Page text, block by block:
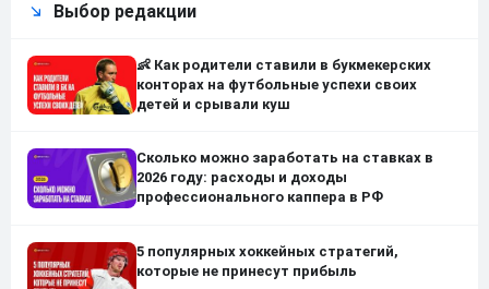
Выбор редакции
👶 Как родители ставили в букмекерских
конторах на футбольные успехи своих
детей и срывали куш
Сколько можно заработать на ставках в
2026 году: расходы и доходы
профессионального каппера в РФ
5 популярных хоккейных стратегий,
которые не принесут прибыль